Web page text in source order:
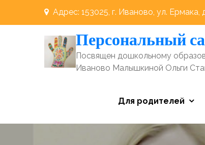
содержимому
Адрес: 153025, г. Иваново, ул. Ермака,
Персональный
Посвящен дошкольному
Иваново Малышкиной Ольги
Для родителей